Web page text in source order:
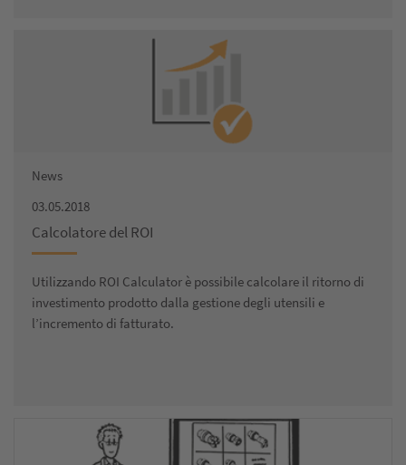
News
03.05.2018
Calcolatore del ROI
Utilizzando ROI Calculator è possibile calcolare il ritorno di
investimento prodotto dalla gestione degli utensili e
l’incremento di fatturato.